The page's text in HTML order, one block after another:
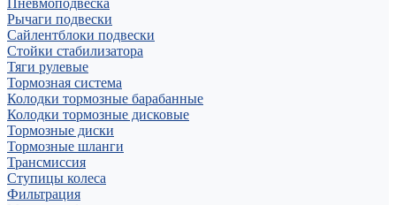
Пневмоподвеска
Рычаги подвески
Сайлентблоки подвески
Стойки стабилизатора
Тяги рулевые
Тормозная система
Колодки тормозные барабанные
Колодки тормозные дисковые
Тормозные диски
Тормозные шланги
Трансмиссия
Ступицы колеса
Фильтрация